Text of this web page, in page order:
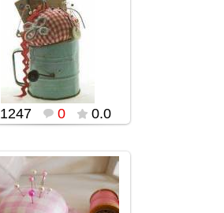
02.02.2016
popularsge
1247 0 0.0
02.02.2016